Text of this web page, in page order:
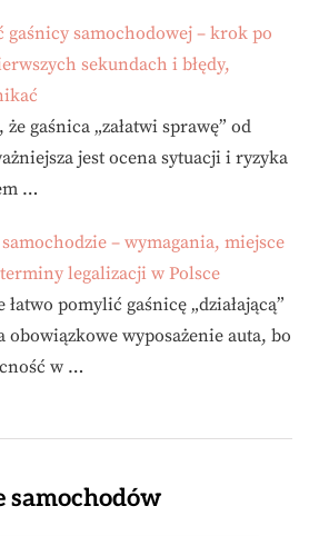
gaśnicy samochodowej – krok po
sekundach i błędy,
gaśnica „załatwi sprawę” od
jest ocena sytuacji i ryzyka
…
– wymagania, miejsce
legalizacji w Polsce
łatwo pomylić gaśnicę „działającą”
obowiązkowe wyposażenie auta, bo
w …